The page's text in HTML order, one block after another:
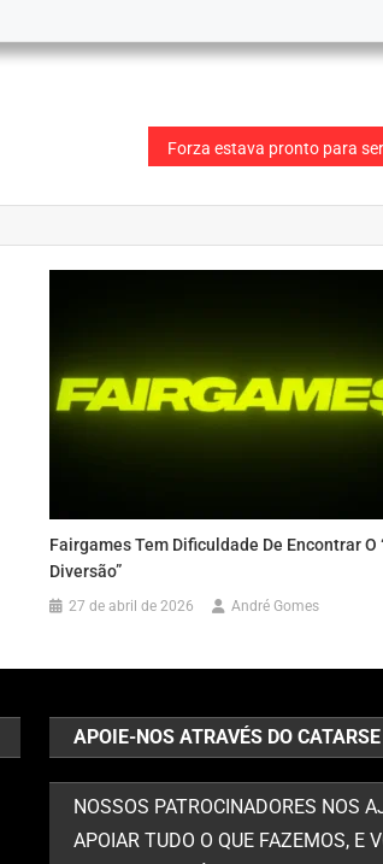
Fairgames Tem Dificuldade De Encontrar O
Diversão”
27 de abril de 2026 André Gomes
APOIE-NOS ATRAVÉS DO
NOSSOS PATROCINADORES NOS
APOIAR TUDO O QUE FAZEMOS, E